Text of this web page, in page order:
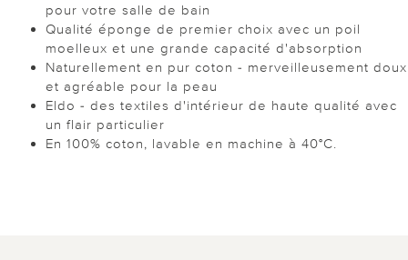
pour votre salle de bain
Qualité éponge de premier choix avec un poil
moelleux et une grande capacité d'absorption
Naturellement en pur coton - merveilleusement doux
et agréable pour la peau
Eldo - des textiles d'intérieur de haute qualité avec
un flair particulier
En 100% coton, lavable en machine à 40°C.